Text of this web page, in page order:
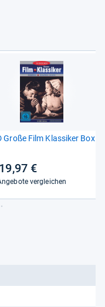
Große Film Klas­si­ker Box
19,97 €
vergleichen